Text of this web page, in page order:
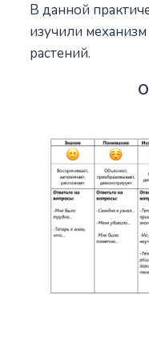
В данной
изучили
растений.